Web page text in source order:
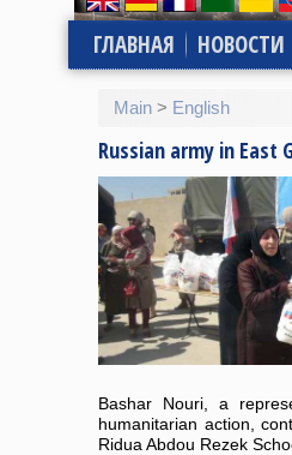
ГЛАВНАЯ НОВОСТИ
Main > English
Russian army in East
Bashar Nouri, a
humanitarian action,
Ridua Abdou Rezek